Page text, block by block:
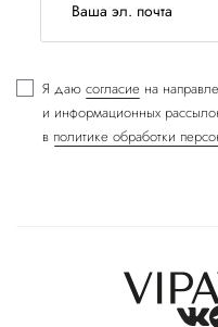
Я даю согласие на
и информационных
в политике обработки